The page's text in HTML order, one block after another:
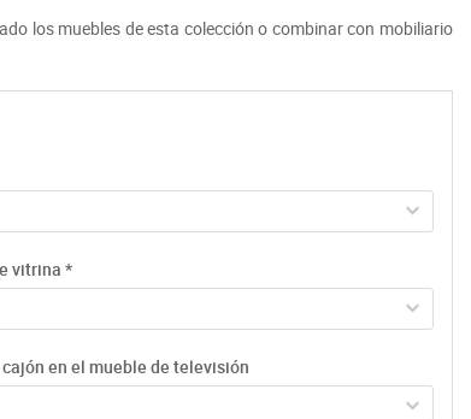
los muebles de esta colección o combinar con mobiliario
vitrina *
en el mueble de televisión